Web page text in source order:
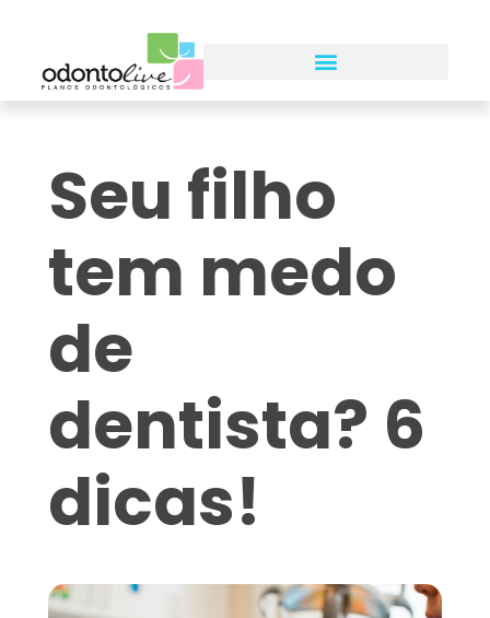
Seu filho
tem medo
de
dentista? 6
dicas!